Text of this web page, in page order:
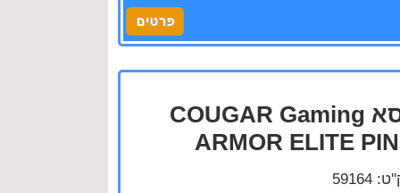
כסא COUGAR Gaming
ARMOR ELITE